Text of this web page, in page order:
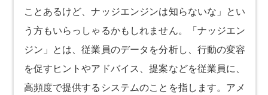
ことあるけど、ナッジエンジンは知らないな」とい
う方もいらっしゃるかもしれません。「ナッジエン
ジン」とは、従業員のデータを分析し、行動の変容
を促すヒントやアドバイス、提案などを従業員に、
高頻度で提供するシステムのことを指します。アメ